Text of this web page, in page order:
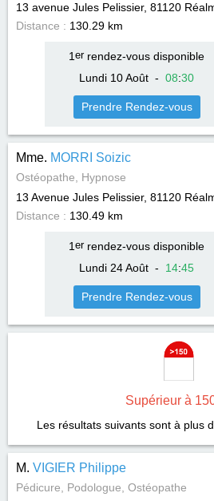
13 avenue Jules Pelissier, 81120
Distance : 130.29 km
1 errendez-vous disponible
Lundi 10 Août - 08:30
Prendre Rendez-vous
Mme. MORRI Soizic
Ostéopathe, Hypnose
13 Avenue Jules Pelissier, 81120
Distance : 130.49 km
1 errendez-vous disponible
Lundi 24 Août - 14:45
Prendre Rendez-vous
Supérieur à
Les résultats suivants sont à plus
M. VIGIER Philippe
Pédicure, Podologue, Ostéopathe